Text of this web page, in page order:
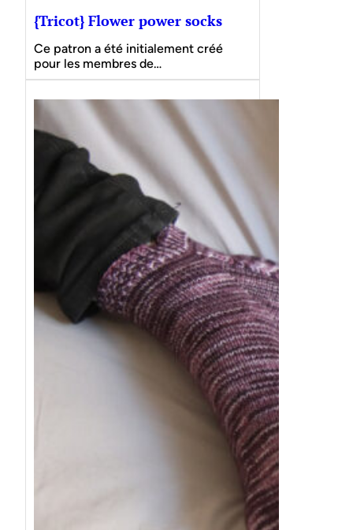
{Tricot} Flower power socks
Ce patron a été initialement créé
pour les membres de…